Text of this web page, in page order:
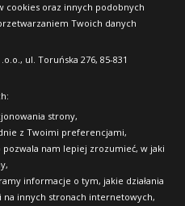
cookies oraz innych podobnych
Twoich danych
ul. Toruńska 276, 85-831
strony,
z Twoimi preferencjami,
nam lepiej zrozumieć, w jaki
informacje o tym, jakie działania
na innych stronach internetowych,